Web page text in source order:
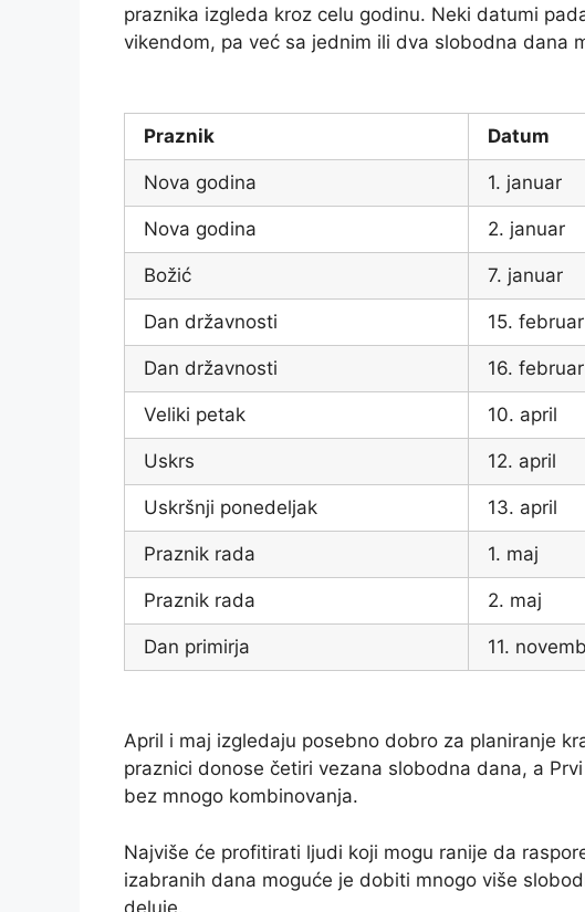
praznika izgleda kroz celu godinu. Neki datumi
vikendom, pa već sa jednim ili dva slobodna dana
Praznik Datum
Nova godina 1. januar
Nova godina 2. januar
Božić 7. januar
Dan državnosti 15. februar
Dan državnosti 16. februar
Veliki petak 10. april
Uskrs 12. april
Uskršnji ponedeljak 13. april
Praznik rada 1. maj
Praznik rada 2. maj
Dan primirja 11.
April i maj izgledaju posebno dobro za planiranje
praznici donose četiri vezana slobodna dana, a
bez mnogo kombinovanja.
Najviše će profitirati ljudi koji mogu ranije da
izabranih dana moguće je dobiti mnogo više
deluje.